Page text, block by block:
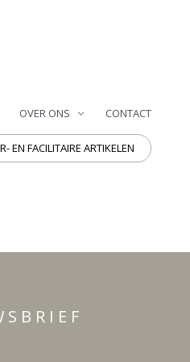
OVER ONS CONTACT
EN FACILITAIRE ARTIKELEN
S B R I E F